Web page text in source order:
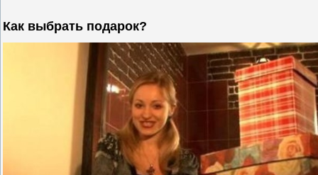
Как выбрать подарок?